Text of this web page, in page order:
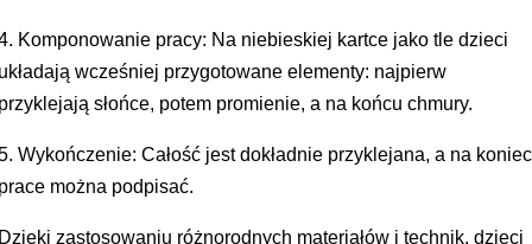
Komponowanie pracy: Na niebieskiej kartce jako tle dzieci
wcześniej przygotowane elementy: najpierw
słońce, potem promienie, a na końcu chmury.
Wykończenie: Całość jest dokładnie przyklejana, a na koniec
można podpisać.
zastosowaniu różnorodnych materiałów i technik, dzieci